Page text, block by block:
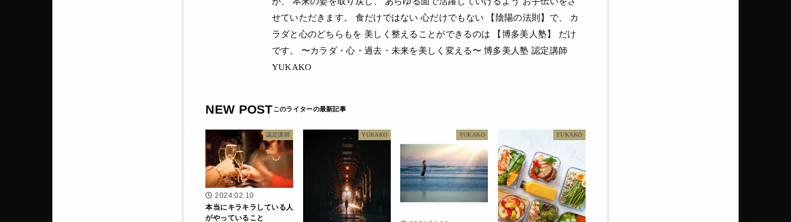
せていただきます。 食だけではない 心だけでもない 【陰陽の法則】で、 カ
ラダと心のどちらもを 美しく整えることができるのは 【博多美人塾】 だけ
です。 〜カラダ・心・過去・未来を美しく変える〜 博多美人塾 認定講師
YUKAKO
NEW POST
認定講師
2024.02.10
本当にキラキラしている人
がやっていること
YUKAKO YUKAKO YUKAKO